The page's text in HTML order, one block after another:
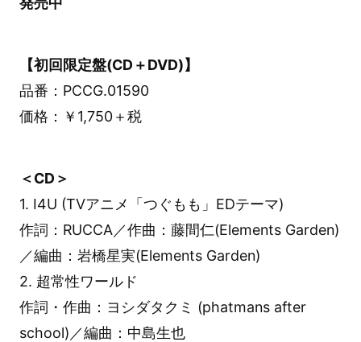
【初回限定盤(CD＋DVD)】
品番：PCCG.01590
価格：￥1,750＋税
＜CD＞
1. I4U (TVアニメ「つぐもも」EDテーマ)
作詞：RUCCA／作曲：藤間仁(Elements Garden)
／編曲：岩橋星実(Elements Garden)
2. 超常性ワールド
作詞・作曲：ヨシダタクミ (phatmans after
school)／編曲：中島生也